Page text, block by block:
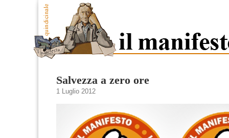
Salvezza a zero ore
1 Luglio 2012